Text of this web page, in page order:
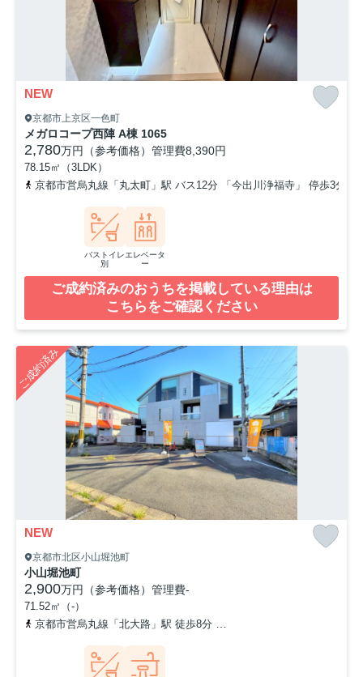
NEW
京都市上京区一色町
メガロコープ西陣 A棟 1065
2,780万円（参考価格） 管理費8,390円
78.15㎡（3LDK）
京都市営烏丸線「丸太町」駅 バス12分 「今出川浄福寺」 停歩3分
バストイレ
別
エレベータ
ー
ご成約済みのおうちを掲載している理由は
こちらをご確認ください
ご成約済み
NEW
京都市北区小山堀池町
小山堀池町
2,900万円（参考価格） 管理費-
71.52㎡（-）
京都市営烏丸線「北大路」駅 徒歩8分